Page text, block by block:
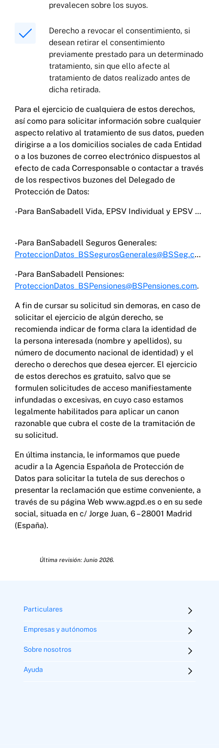
prevalecen sobre los suyos.
Derecho a revocar el consentimiento, si
desean retirar el consentimiento
previamente prestado para un determinado
tratamiento, sin que ello afecte al
tratamiento de datos realizado antes de
dicha retirada.
Para el ejercicio de cualquiera de estos derechos,
así como para solicitar información sobre cualquier
aspecto relativo al tratamiento de sus datos, pueden
dirigirse a a los domicilios sociales de cada Entidad
o a los buzones de correo electrónico dispuestos al
efecto de cada Corresponsable o contactar a través
de los respectivos buzones del Delegado de
Protección de Datos:
-Para BanSabadell Vida, EPSV Individual y EPSV de Empleo:
-Para BanSabadell Seguros Generales:
ProteccionDatos_BSSegurosGenerales@BSSeg.com
-Para BanSabadell Pensiones:
ProteccionDatos_BSPensiones@BSPensiones.com.
A fin de cursar su solicitud sin demoras, en caso de
solicitar el ejercicio de algún derecho, se
recomienda indicar de forma clara la identidad de
la persona interesada (nombre y apellidos), su
número de documento nacional de identidad) y el
derecho o derechos que desea ejercer. El ejercicio
de estos derechos es gratuito, salvo que se
formulen solicitudes de acceso manifiestamente
infundadas o excesivas, en cuyo caso estamos
legalmente habilitados para aplicar un canon
razonable que cubra el coste de la tramitación de
su solicitud.
En última instancia, le informamos que puede
acudir a la Agencia Española de Protección de
Datos para solicitar la tutela de sus derechos o
presentar la reclamación que estime conveniente, a
través de su página Web www.agpd.es o en su sede
social, situada en c/ Jorge Juan, 6 – 28001 Madrid
(España).
Última revisión: Junio 2026.
Particulares
Empresas y autónomos
Sobre nosotros
Ayuda